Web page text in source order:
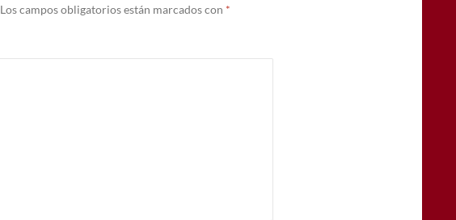
Los campos obligatorios están marcados con *